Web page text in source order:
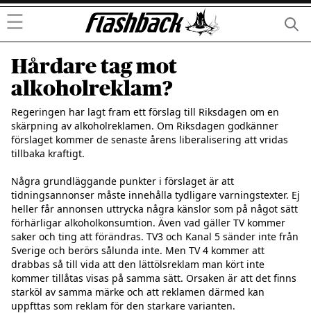
☰
Hårdare tag mot
alkoholreklam?
Regeringen har lagt fram ett förslag till Riksdagen om en
skärpning av alkoholreklamen. Om Riksdagen godkänner
förslaget kommer de senaste årens liberalisering att vridas
tillbaka kraftigt.
Några grundläggande punkter i förslaget är att
tidningsannonser måste innehålla tydligare varningstexter. Ej
heller får annonsen uttrycka några känslor som på något sätt
förhärligar alkoholkonsumtion. Även vad gäller TV kommer
saker och ting att förändras. TV3 och Kanal 5 sänder inte från
Sverige och berörs sålunda inte. Men TV 4 kommer att
drabbas så till vida att den lättölsreklam man kört inte
kommer tillåtas visas på samma sätt. Orsaken är att det finns
starköl av samma märke och att reklamen därmed kan
uppfttas som reklam för den starkare varianten.